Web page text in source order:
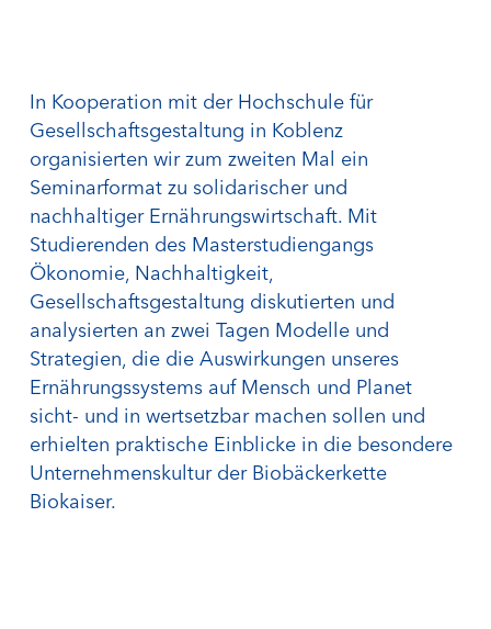
In Kooperation mit der Hochschule für
Gesellschaftsgestaltung in Koblenz
organisierten wir zum zweiten Mal ein
Seminarformat zu solidarischer und
nachhaltiger Ernährungswirtschaft. Mit
Studierenden des Masterstudiengangs
Ökonomie, Nachhaltigkeit,
Gesellschaftsgestaltung diskutierten und
analysierten an zwei Tagen Modelle und
Strategien, die die Auswirkungen unseres
Ernährungssystems auf Mensch und Planet
sicht- und in wertsetzbar machen sollen und
erhielten praktische Einblicke in die besondere
Unternehmenskultur der Biobäckerkette
Biokaiser.